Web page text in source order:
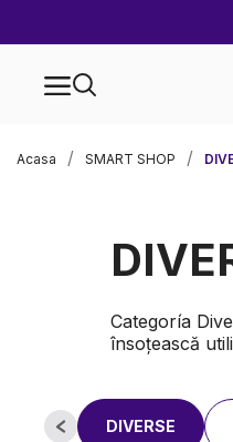
Acasa SMART SHOP
Categoría
însoțească
DIVERSE